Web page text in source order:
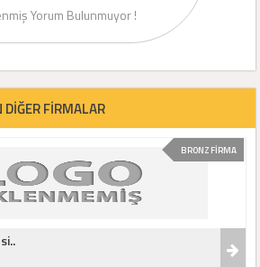
Yorum Bulunmuyor !
DİĞER FİRMALAR
BRONZ FİRMA